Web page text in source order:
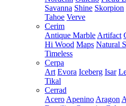
Savanna Shine Skorpion
Tahoe Verve
Cerim
Antique Marble Artifact
Hi Wood Maps Natural
Timeless
Cerpa
Art Evora Iceberg Isar
Tikal
Cerrad
Acero Apenino Aragon